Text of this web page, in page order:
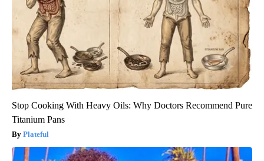
Stop Cooking With Heavy Oils: Why Doctors Recommend Pure
Titanium Pans
Plateful